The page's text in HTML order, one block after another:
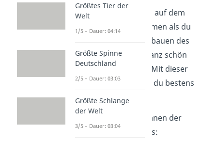
Der erste
wird auf dem
Festival schneller kommen als du
denkst. Schon das Aufbauen des
Zeltes kann nämlich ganz schön
anstrengend werden. Mit dieser
Festival Checkliste bist du bestens
versorgt!
Beachte beim Planen der
Verpflegung Folgendes:
Größtes Tier der
Welt
1/5 – Dauer: 04:14
Größte Spinne
Deutschland
2/5 – Dauer: 03:03
Größte Schlange
der Welt
3/5 – Dauer: 03:04